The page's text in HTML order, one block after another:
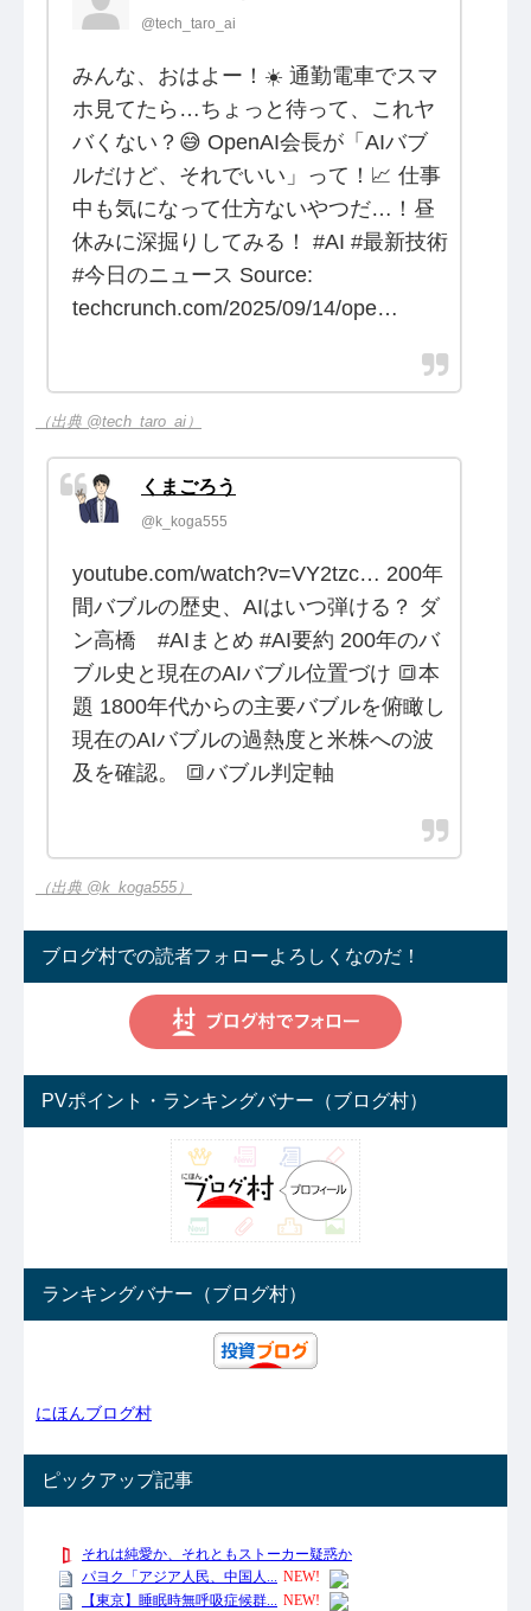
@tech_taro_ai
みんな、おはよー！☀️ 通勤電車でスマ
ホ見てたら…ちょっと待って、これヤ
バくない？😅 OpenAI会長が「AIバブ
ルだけど、それでいい」って！📈 仕事
中も気になって仕方ないやつだ…！昼
休みに深掘りしてみる！ #AI #最新技術
#今日のニュース Source:
techcrunch.com/2025/09/14/ope…
（出典 @tech_taro_ai）
くまごろう
@k_koga555
youtube.com/watch?v=VY2tzc… 200年
間バブルの歴史、AIはいつ弾ける？ ダ
ン高橋 #AIまとめ #AI要約 200年のバ
ブル史と現在のAIバブル位置づけ 🔳本
題 1800年代からの主要バブルを俯瞰し
現在のAIバブルの過熱度と米株への波
及を確認。 🔳バブル判定軸
（出典 @k_koga555）
ブログ村での読者フォローよろしくなのだ！
PVポイント・ランキングバナー（ブログ村）
ランキングバナー（ブログ村）
にほんブログ村
ピックアップ記事